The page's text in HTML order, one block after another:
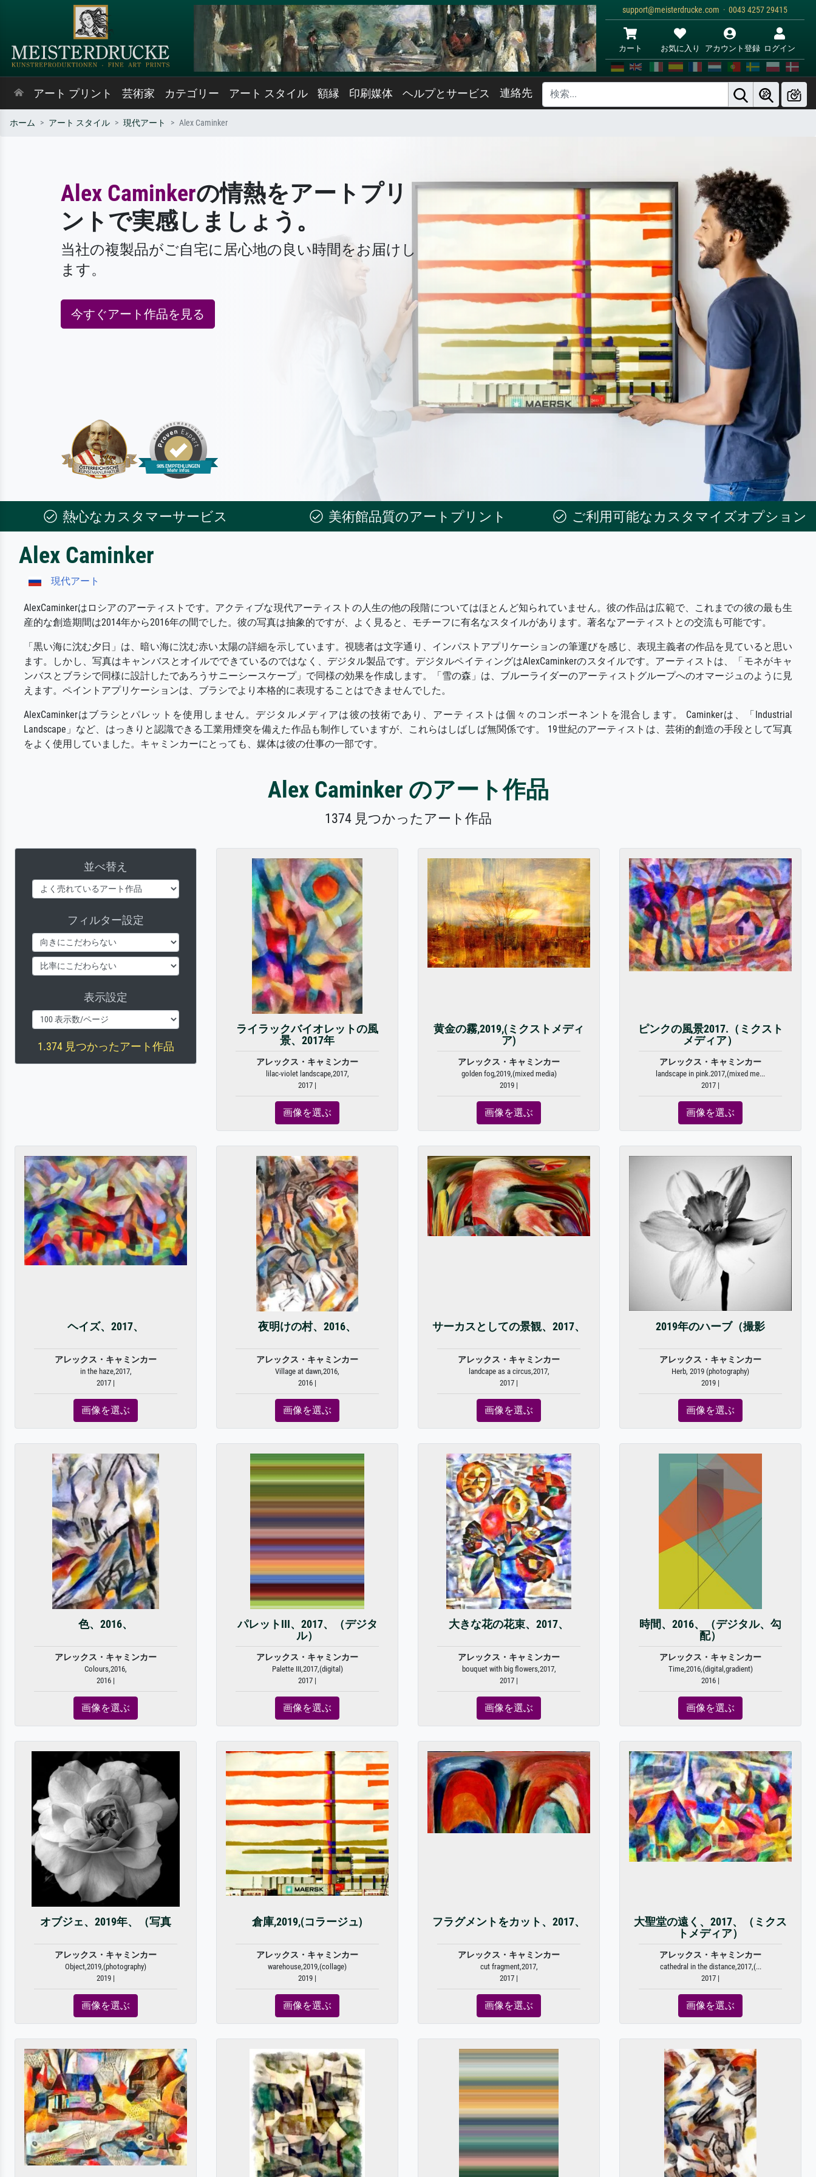
support@meisterdrucke.com · 0043 4257 29415
カート お気に入り アカウント登録 ログイン
アート プリント 芸術家 カテゴリー アート スタイル 額縁 印刷媒体 ヘルプとサービス 連絡先
ホーム アート スタイル 現代アート Alex Caminker
Alex Caminkerの情熱をアートプリ
ントで実感しましょう。
当社の複製品がご自宅に居心地の良い時間をお届けし
ます。
今すぐアート作品を見る
熱心なカスタマーサービス 美術館品質のアートプリント ご利用可能なカスタマイズオプション
Alex Caminker
現代アート
AlexCaminkerはロシアのアーティストです。アクティブな現代アーティストの人生の他の段階についてはほとんど知られていません。彼の作品は広範で、これまでの彼の最も生
産的な創造期間は2014年から2016年の間でした。彼の写真は抽象的ですが、よく見ると、モチーフに有名なスタイルがあります。著名なアーティストとの交流も可能です。
「黒い海に沈む夕日」は、暗い海に沈む赤い太陽の詳細を示しています。視聴者は文字通り、インパストアプリケーションの筆運びを感じ、表現主義者の作品を見ていると思い
ます。しかし、写真はキャンバスとオイルでできているのではなく、デジタル製品です。デジタルペイティングはAlexCaminkerのスタイルです。アーティストは、「モネがキャ
ンバスとブラシで同様に設計したであろうサニーシースケープ」で同様の効果を作成します。「雪の森」は、ブルーライダーのアーティストグループへのオマージュのように見
えます。ペイントアプリケーションは、ブラシでより本格的に表現することはできませんでした。
AlexCaminkerはブラシとパレットを使用しません。デジタルメディアは彼の技術であり、アーティストは個々のコンポーネントを混合します。 Caminkerは、「Industrial
Landscape」など、はっきりと認識できる工業用煙突を備えた作品も制作していますが、これらはしばしば無関係です。 19世紀のアーティストは、芸術的創造の手段として写真
をよく使用していました。キャミンカーにとっても、媒体は彼の仕事の一部です。
Alex Caminker のアート作品
1374 見つかったアート作品
並べ替え
フィルター設定
表示設定
1.374 見つかったアート作品
ライラックバイオレットの風
景、2017年
アレックス・キャミンカー
lilac-violet landscape,2017,
2017 |
画像を選ぶ
黄金の霧,2019,(ミクストメディ
ア)
アレックス・キャミンカー
golden fog,2019,(mixed media)
2019 |
画像を選ぶ
ピンクの風景2017.（ミクスト
メディア）
アレックス・キャミンカー
landscape in pink.2017,(mixed me...
2017 |
画像を選ぶ
ヘイズ、2017、
アレックス・キャミンカー
in the haze,2017,
2017 |
画像を選ぶ
夜明けの村、2016、
アレックス・キャミンカー
Village at dawn,2016,
2016 |
画像を選ぶ
サーカスとしての景観、2017、
アレックス・キャミンカー
landcape as a circus,2017,
2017 |
画像を選ぶ
2019年のハーブ（撮影
アレックス・キャミンカー
Herb, 2019 (photography)
2019 |
画像を選ぶ
色、2016、
アレックス・キャミンカー
Colours,2016,
2016 |
画像を選ぶ
パレットIII、2017、（デジタ
ル）
アレックス・キャミンカー
Palette III,2017,(digital)
2017 |
画像を選ぶ
大きな花の花束、2017、
アレックス・キャミンカー
bouquet with big flowers,2017,
2017 |
画像を選ぶ
時間、2016、（デジタル、勾
配）
アレックス・キャミンカー
Time,2016,(digital,gradient)
2016 |
画像を選ぶ
オブジェ、2019年、（写真
アレックス・キャミンカー
Object,2019,(photography)
2019 |
画像を選ぶ
倉庫,2019,(コラージュ)
アレックス・キャミンカー
warehouse,2019,(collage)
2019 |
画像を選ぶ
フラグメントをカット、2017、
アレックス・キャミンカー
cut fragment,2017,
2017 |
画像を選ぶ
大聖堂の遠く、2017、（ミクス
トメディア）
アレックス・キャミンカー
cathedral in the distance,2017,(...
2017 |
画像を選ぶ